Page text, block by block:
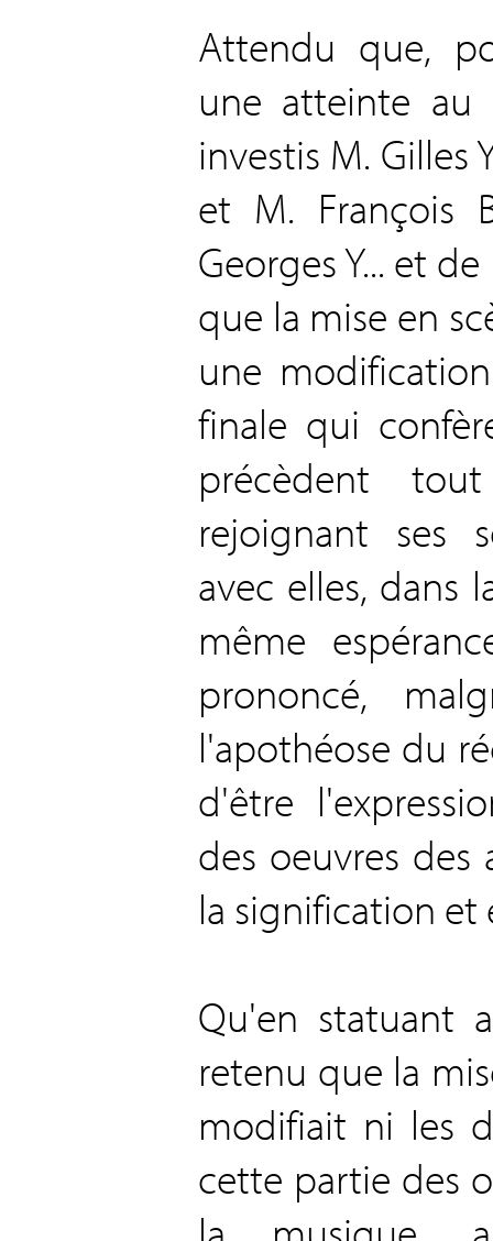
Attendu que,
une atteinte
investis M. Gilles
et M. François
Georges Y... et
que la mise en
une
finale qui
précèdent
rejoignant ses
avec elles, dans
même
prononcé,
l'apothéose du
d'être
des oeuvres
la signification et
Qu'en statuant
retenu que la
modifiait ni les
cette partie des